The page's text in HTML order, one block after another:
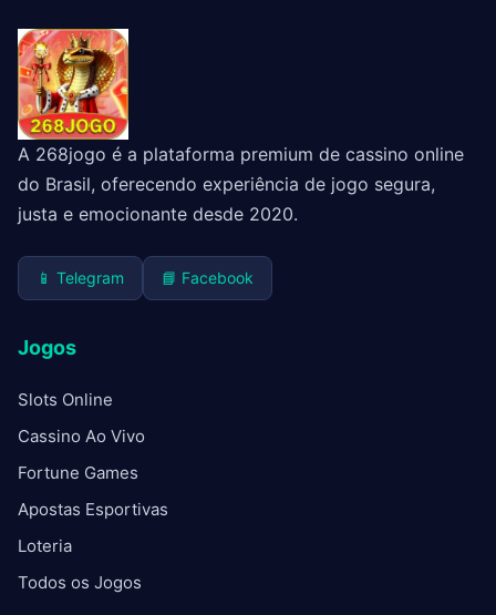
A 268jogo é a plataforma premium de cassino online
do Brasil, oferecendo experiência de jogo segura,
justa e emocionante desde 2020.
📱 Telegram 📘 Facebook
Jogos
Slots Online
Cassino Ao Vivo
Fortune Games
Apostas Esportivas
Loteria
Todos os Jogos